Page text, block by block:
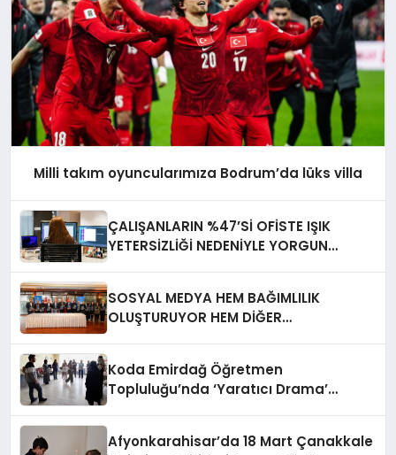
Milli takım oyuncularımıza Bodrum’da lüks villa
ÇALIŞANLARIN %47’Sİ OFİSTE IŞIK
YETERSİZLİĞİ NEDENİYLE YORGUN
SOSYAL MEDYA HEM BAĞIMLILIK
OLUŞTURUYOR HEM DİĞER
Koda Emirdağ Öğretmen
Topluluğu’nda ‘Yaratıcı Drama’
Afyonkarahisar’da 18 Mart Çanakkale